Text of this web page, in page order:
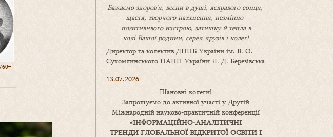
Бажаємо здоров’я, весни в душі, яскравого сонця,
щастя, творчого натхнення, незмінно-
позитивнвого настрою, затишкуйтепла в
коліВашоїродини, серед друзів і колег!
Директор та колектив ДНПБ України ім. В. О.
Сухомлинського НАПН України Л. Д. Березівська
13.07.2026
Шановні колеги!
Запрошуємо до активної участі у Другій
Міжнародній науково-практичній конференції
«ІНФОРМАЦІЙНО-АНАЛІТИЧНІ
ТРЕНДИ ГЛОБАЛЬНОЇ ВІДКРИТОЇ ОСВІТИ І